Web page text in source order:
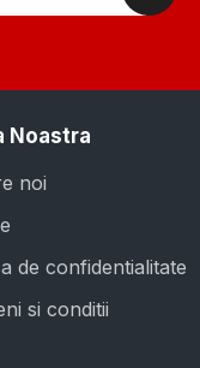
Noastra
noi
de confidentialitate
si conditii